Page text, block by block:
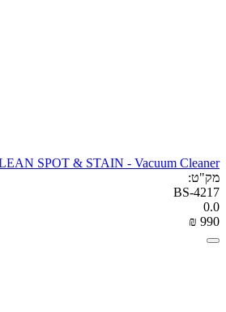
SPOT & STAIN - Vacuum Cleaner
מק"ט:
BS-4217
0.0
₪ ‍990‍